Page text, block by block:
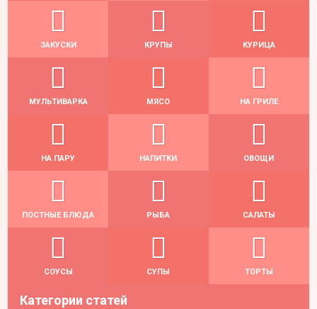
ЗАКУСКИ КРУПЫ КУРИЦА
МУЛЬТИВАРКА МЯСО НА ГРИЛЕ
НА ПАРУ НАПИТКИ ОВОЩИ
ПОСТНЫЕ БЛЮДА РЫБА САЛАТЫ
СОУСЫ СУПЫ ТОРТЫ
Категории статей